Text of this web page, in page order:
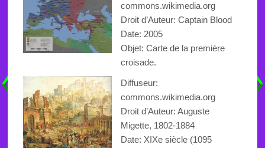
commons.wikimedia.org
Droit d’Auteur: Captain Blood
Date: 2005
Objet: Carte de la première
croisade.
Diffuseur:
commons.wikimedia.org
Droit d’Auteur: Auguste
Migette, 1802-1884
Date: XIXe siècle (1095